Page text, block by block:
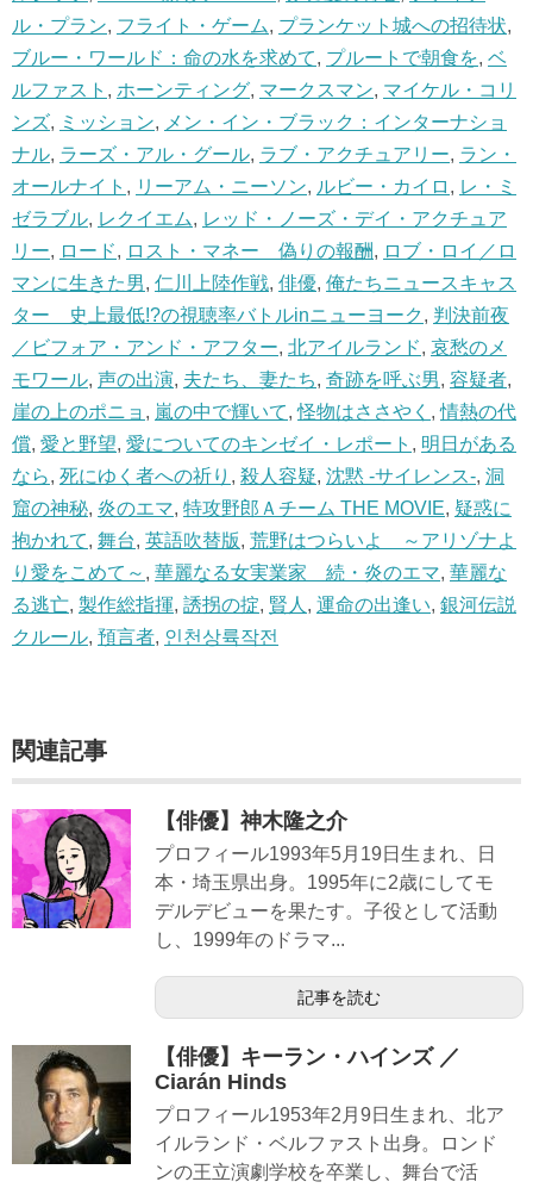
ル・プラン, フライト・ゲーム, プランケット城への招待状,
ブルー・ワールド：命の水を求めて, プルートで朝食を, ベ
ルファスト , ホーンティング, マークスマン, マイケル・コリ
ンズ, ミッション, メン・イン・ブラック：インターナショ
ナル, ラーズ・アル・グール, ラブ・アクチュアリー, ラン・
オールナイト , リーアム・ニーソン, ルビー・カイロ , レ・ミ
ゼラブル, レクイエム, レッド・ノーズ・デイ・アクチュア
リー, ロード, ロスト・マネー 偽りの報酬, ロブ・ロイ／ロ
マンに生きた男, 仁川上陸作戦, 俳優, 俺たちニュースキャス
ター 史上最低!?の視聴率バトルinニューヨーク , 判決前夜
／ビフォア・アンド・アフター, 北アイルランド, 哀愁のメ
モワール, 声の出演, 夫たち、妻たち, 奇跡を呼ぶ男, 容疑者,
崖の上のポニョ , 嵐の中で輝いて,怪物はささやく ,情熱の代
償, 愛と野望, 愛についてのキンゼイ・レポート , 明日がある
なら, 死にゆく者への祈り , 殺人容疑, 沈黙 -サイレンス-, 洞
窟の神秘, 炎のエマ, 特攻野郎Ａチーム THE MOVIE, 疑惑に
抱かれて, 舞台, 英語吹替版, 荒野はつらいよ ～アリゾナよ
り愛をこめて～ , 華麗なる女実業家 続・炎のエマ, 華麗な
る逃亡, 製作総指揮, 誘拐の掟, 賢人 , 運命の出逢い, 銀河伝説
クルール, 預言者, 인천상륙작전
関連記事
【俳優】神木隆之介
プロフィール1993年5月19日生まれ、日
本・埼玉県出身。1995年に2歳にしてモ
デルデビューを果たす。子役として活動
し、1999年のドラマ...
記事を読む
【俳優】キーラン・ハインズ ／
Ciarán Hinds
プロフィール1953年2月9日生まれ、北ア
イルランド・ベルファスト出身。ロンド
ンの王立演劇学校を卒業し、舞台で活